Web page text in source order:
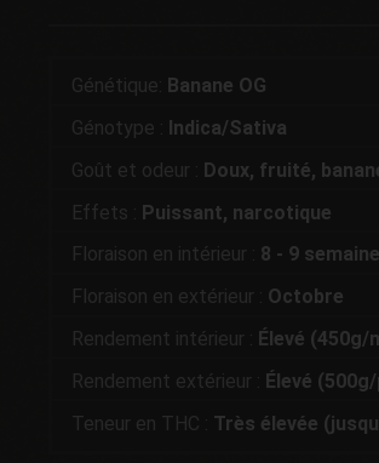
Génétique: Banane OG
Génotype : Indica/Sativa
Goût et odeur : Doux, fruité,
Effets : Puissant, narcotique
Floraison en intérieur : 8 - 9
Floraison en extérieur : Octobre
Rendement intérieur : Élevé (450g/
Rendement extérieur :
Élevé
Teneur en THC : Très élevée